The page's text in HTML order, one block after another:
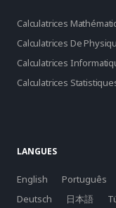
Calculatrices
Calculatrices De
Calculatrices
Calculatrices
LANGUES
English Português
Deutsch
日本語